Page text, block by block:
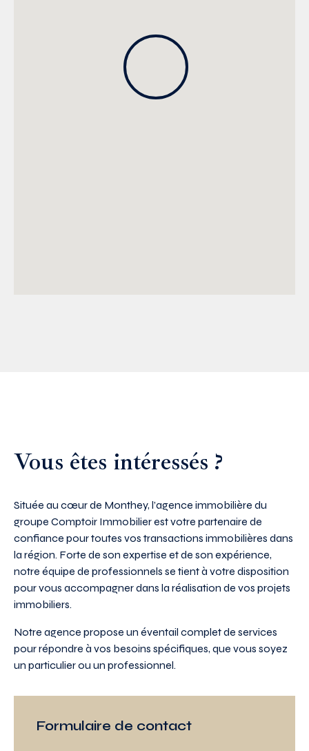
Vous êtes intéressés ?
Située au cœur de Monthey, l’agence immobilière du
groupe Comptoir Immobilier est votre partenaire de
confiance pour toutes vos transactions immobilières dans
la région. Forte de son expertise et de son expérience,
notre équipe de professionnels se tient à votre disposition
pour vous accompagner dans la réalisation de vos projets
immobiliers.
Notre agence propose un éventail complet de services
pour répondre à vos besoins spécifiques, que vous soyez
un particulier ou un professionnel.
Formulaire de contact